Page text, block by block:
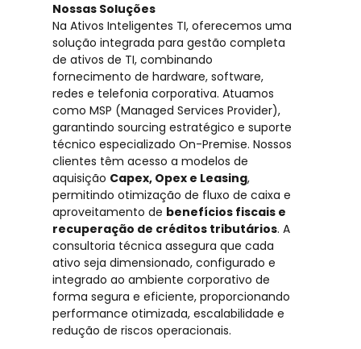
Nossas Soluções
Na Ativos Inteligentes TI, oferecemos uma
solução integrada para gestão completa
de ativos de TI, combinando
fornecimento de hardware, software,
redes e telefonia corporativa. Atuamos
como MSP (Managed Services Provider),
garantindo sourcing estratégico e suporte
técnico especializado On-Premise. Nossos
clientes têm acesso a modelos de
aquisição Capex, Opex e Leasing,
permitindo otimização de fluxo de caixa e
aproveitamento de benefícios fiscais e
recuperação de créditos tributários. A
consultoria técnica assegura que cada
ativo seja dimensionado, configurado e
integrado ao ambiente corporativo de
forma segura e eficiente, proporcionando
performance otimizada, escalabilidade e
redução de riscos operacionais.